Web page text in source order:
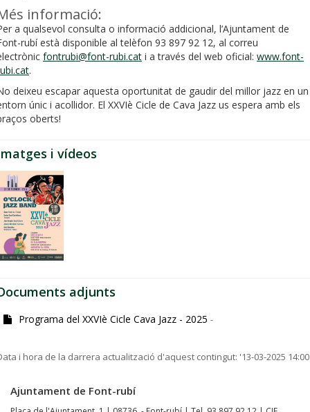
informació:
a qualsevol consulta o informació addicional, l’Ajuntament de
rubí està disponible al telèfon 93 897 92 12, al correu
fontrubi@font-rubi.cat i a través del web oficial: www.font-
.
deixeu escapar aquesta oportunitat de gaudir del millor jazz en un
únic i acollidor. El XXVIè Cicle de Cava Jazz us espera amb els
oberts!
i vídeos
adjunts
Programa del XXVIè Cicle Cava Jazz - 2025 -
i hora de la darrera actualització d'aquest contingut: '13-03-2025 14:00
Ajuntament de Font-rubí